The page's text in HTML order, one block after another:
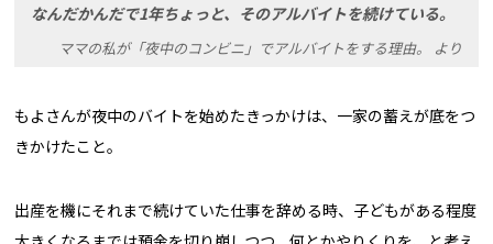
なんだかんだで1年ちょっと、そのアルバイトを続けている。
ママの私が「夜中のコンビニ」でアルバイトをする理由。 より
もよさんが夜中のバイトを始めたきっかけは、一家の蓄えが底をつ
きかけたこと。
出産を機にそれまで続けていた仕事を辞める時、子どもがある程度